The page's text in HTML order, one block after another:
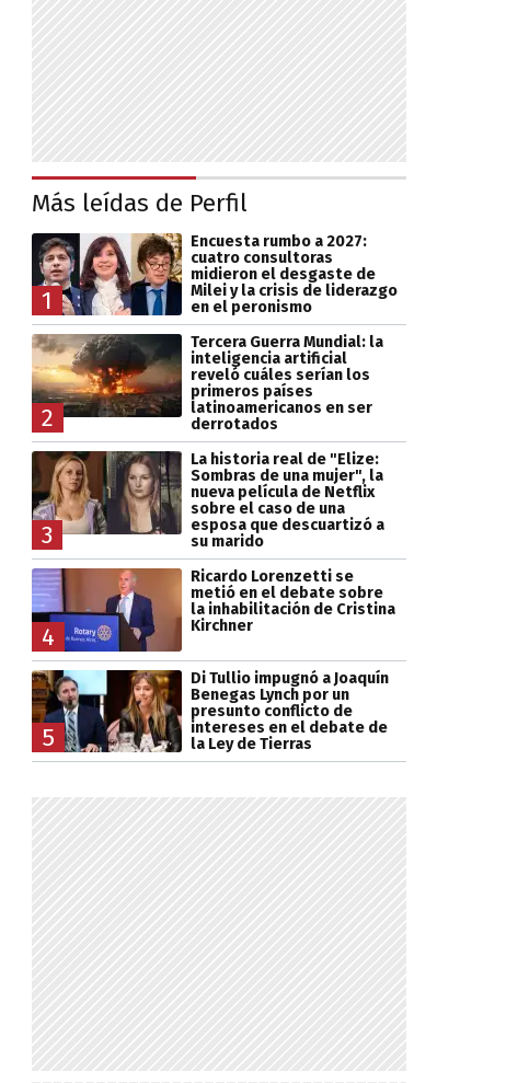
Más leídas de Perfil
1
Encuesta rumbo a 2027:
cuatro consultoras
midieron el desgaste de
Milei y la crisis de liderazgo
en el peronismo
2
Tercera Guerra Mundial: la
inteligencia artificial
reveló cuáles serían los
primeros países
latinoamericanos en ser
derrotados
3
La historia real de "Elize:
Sombras de una mujer", la
nueva película de Netflix
sobre el caso de una
esposa que descuartizó a
su marido
4
Ricardo Lorenzetti se
metió en el debate sobre
la inhabilitación de Cristina
Kirchner
5
Di Tullio impugnó a Joaquín
Benegas Lynch por un
presunto conflicto de
intereses en el debate de
la Ley de Tierras